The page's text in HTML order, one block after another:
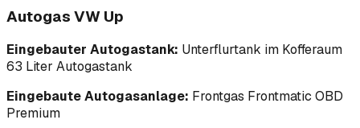
Autogas VW Up
Eingebauter Autogastank: Unterflurtank im Kofferaum
63 Liter Autogastank
Eingebaute Autogasanlage: Frontgas Frontmatic OBD
Premium